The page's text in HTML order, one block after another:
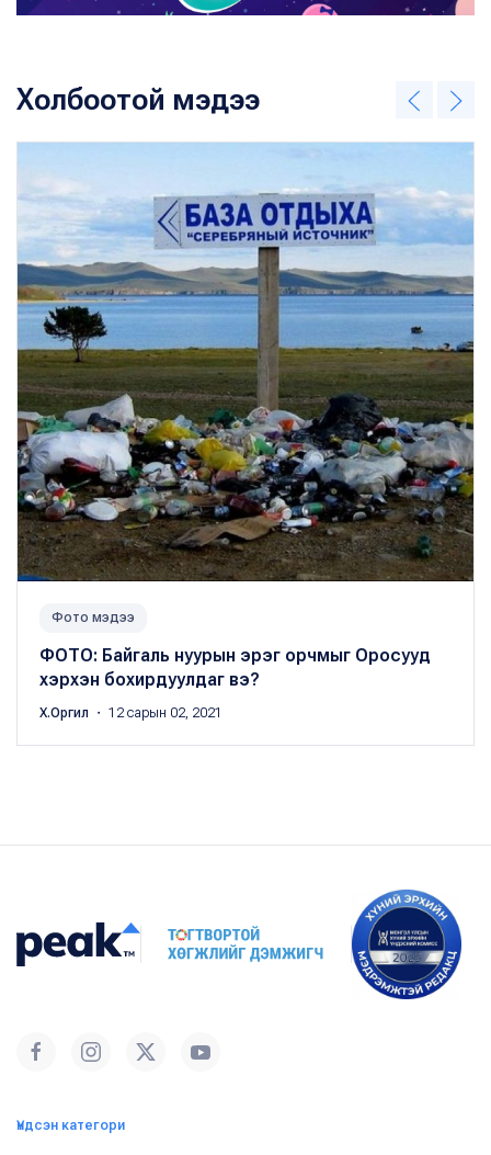
Холбоотой мэдээ
Фото мэдээ
ФОТО: Байгаль нуурын эрэг орчмыг Оросууд
хэрхэн бохирдуулдаг вэ?
Х.Оргил ・ 12 сарын 02, 2021
Үндсэн категори